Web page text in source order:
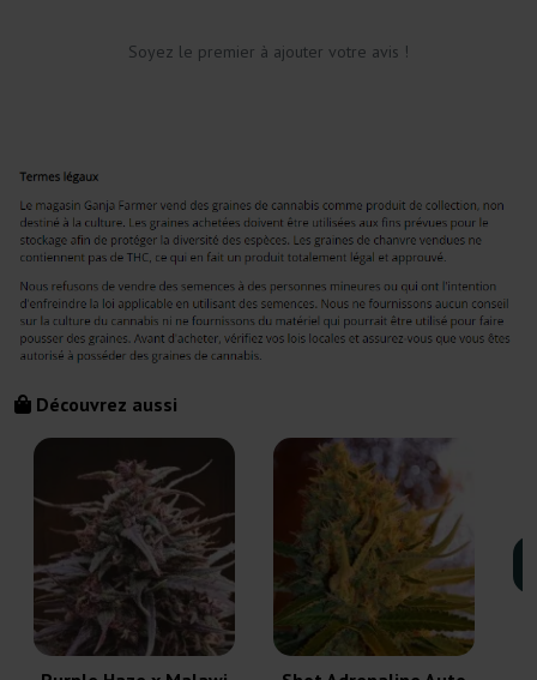
Soyez le premier à ajouter votre avis !
Découvrez aussi